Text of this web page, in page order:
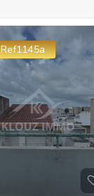
Ref1145a